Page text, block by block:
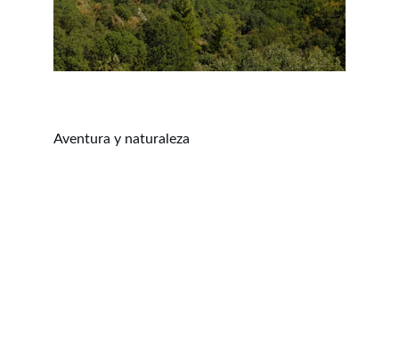
Aventura y naturaleza